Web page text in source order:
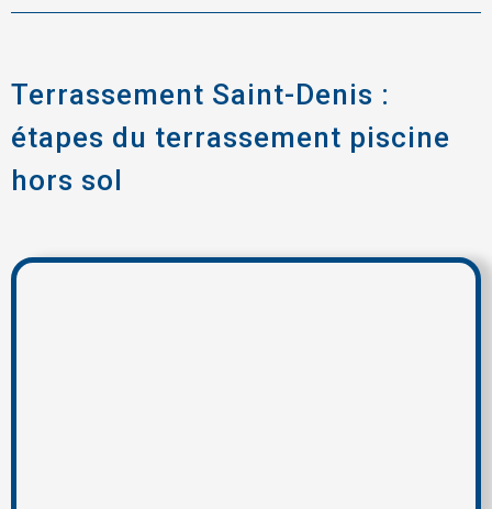
Terrassement Saint-Denis :
étapes du terrassement piscine
hors sol